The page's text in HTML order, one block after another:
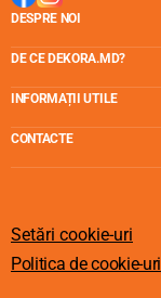
DESPRE NOI
DE CE DEKORA.MD?
INFORMAȚII UTILE
CONTACTE
Setări cookie-uri
Politica de cookie-uri